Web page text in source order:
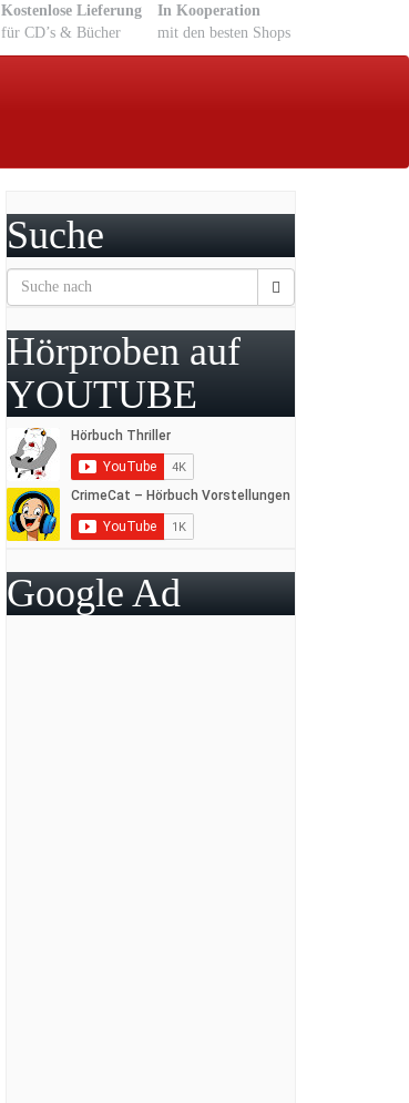
Kostenlose Lieferung
für CD’s & Bücher
In Kooperation
mit den besten Shops
Suche
Hörproben auf
YOUTUBE
Google Ad